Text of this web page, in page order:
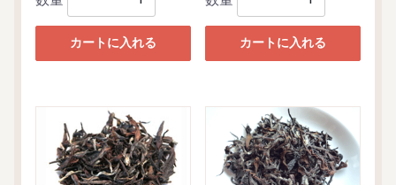
カートに入れる カートに入れる